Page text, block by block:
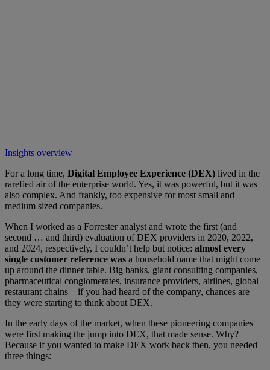
Insights overview
For a long time, Digital Employee Experience (DEX) lived in the
rarefied air of the enterprise world. Yes, it was powerful, but it was
also complex. And frankly, too expensive for most small and
medium sized companies.
When I worked as a Forrester analyst and wrote the first (and
second … and third) evaluation of DEX providers in 2020, 2022,
and 2024, respectively, I couldn’t help but notice: almost every
single customer reference was a household name that might come
up around the dinner table. Big banks, giant consulting companies,
pharmaceutical conglomerates, insurance providers, airlines, global
restaurant chains—if you had heard of the company, chances are
they were starting to think about DEX.
In the early days of the market, when these pioneering companies
were first making the jump into DEX, that made sense. Why?
Because if you wanted to make DEX work back then, you needed
three things: